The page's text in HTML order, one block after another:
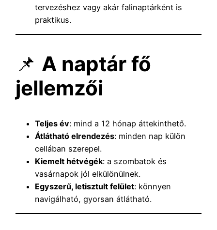
tervezéshez vagy akár falinaptárként is
praktikus.
📌 A naptár fő
jellemzői
Teljes év: mind a 12 hónap áttekinthető.
Átlátható elrendezés: minden nap külön
cellában szerepel.
Kiemelt hétvégék: a szombatok és
vasárnapok jól elkülönülnek.
Egyszerű, letisztult felület: könnyen
navigálható, gyorsan átlátható.